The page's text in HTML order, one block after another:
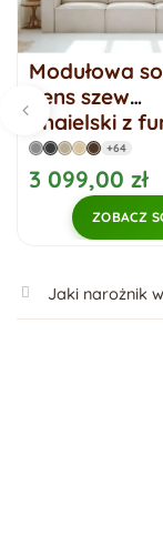
Modułowa
Sens szew
angielski z
spania
+64
3 099,00 zł
ZOBACZ
Jaki narożnik